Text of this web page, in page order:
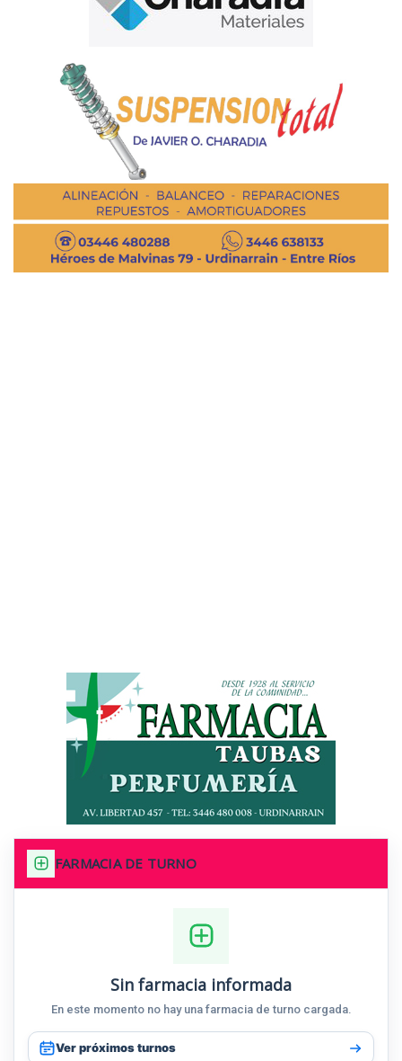
FARMACIA DE TURNO
Sin farmacia informada
En este momento no hay una farmacia de turno cargada.
Ver próximos turnos